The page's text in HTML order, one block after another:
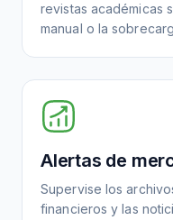
revistas académicas
manual o la
Alertas de
Supervise los
financieros y las